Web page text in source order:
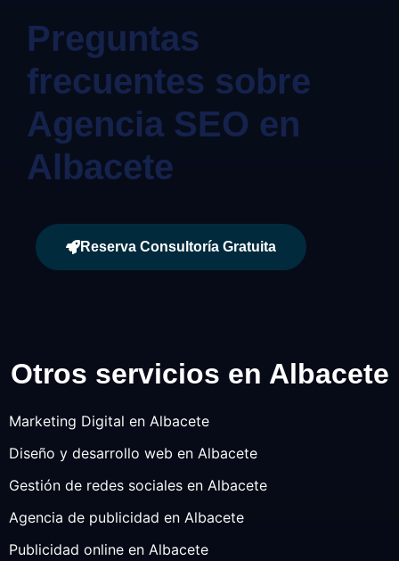
Preguntas
frecuentes sobre
Agencia SEO en
Albacete
Reserva Consultoría Gratuita
Otros servicios en Albacete
Marketing Digital en Albacete
Diseño y desarrollo web en Albacete
Gestión de redes sociales en Albacete
Agencia de publicidad en Albacete
Publicidad online en Albacete